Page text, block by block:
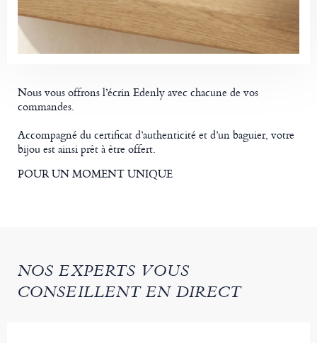
Nous vous offrons l’écrin Edenly avec chacune de vos
commandes.
Accompagné du certificat d’authenticité et d’un baguier, votre
bijou est ainsi prêt à être offert.
POUR UN MOMENT UNIQUE
NOS EXPERTS VOUS
CONSEILLENT EN DIRECT